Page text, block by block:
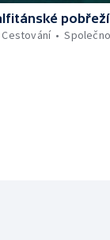
pobřeží
Cestování